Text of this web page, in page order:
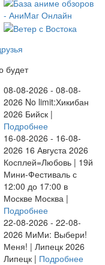
будет
08-08-2026 - 08-08-
2026 No limit:Хикибан
2026 Бийск |
Подробнее
16-08-2026 - 16-08-
2026 16 Августа 2026
Косплей=Любовь | 19й
Мини-Фестиваль с
12:00 до 17:00 в
Москве Москва |
Подробнее
22-08-2026 - 22-08-
2026 МиМи: Выбери!
Меня! | Липецк 2026
Липецк | Подробнее